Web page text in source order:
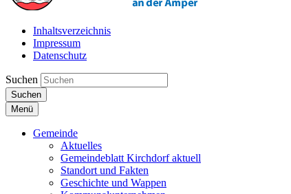
Inhaltsverzeichnis
Impressum
Datenschutz
Suchen
Suchen
Menü
Gemeinde
Aktuelles
Gemeindeblatt Kirchdorf aktuell
Standort und Fakten
Geschichte und Wappen